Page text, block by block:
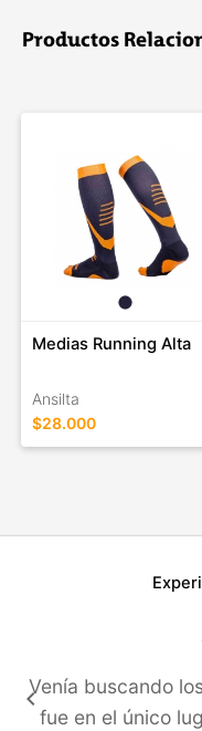
Productos
Medias Running Alta
Ansilta
$28.000
Venía buscando
fue en el único
keyboard_arrow_left